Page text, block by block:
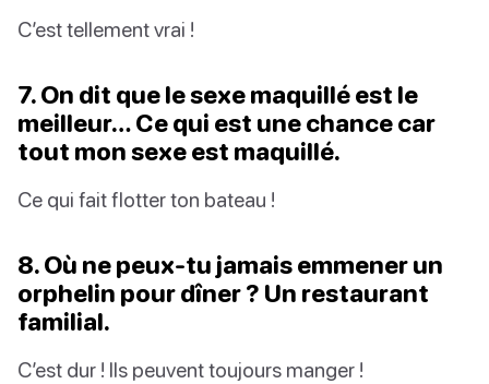
C’est tellement vrai !
7. On dit que le sexe maquillé est le
meilleur… Ce qui est une chance car
tout mon sexe est maquillé.
Ce qui fait flotter ton bateau !
8. Où ne peux-tu jamais emmener un
orphelin pour dîner ? Un restaurant
familial.
C’est dur ! Ils peuvent toujours manger !